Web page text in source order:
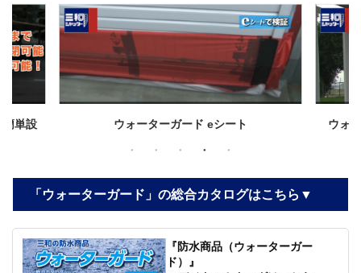
ーターガード eシート
ウォーターガード 防水シャッタ
「ウォーターガード」の総合カタログはこちら▼
『防水商品（ウォーターガー
ド）』